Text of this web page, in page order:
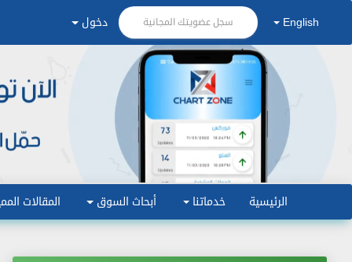
English سجل عضويتك المجانية دخول
الرئيسية خدماتنا أبحاث السوق المقالات